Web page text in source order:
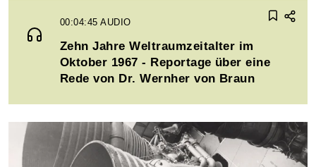
00:04:45AUDIO
Zehn Jahre Weltraumzeitalter im
Oktober 1967 - Reportage über eine
Rede von Dr. Wernher von Braun